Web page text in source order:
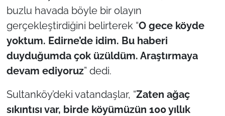
buzlu havada böyle bir olayın
gerçekleştirdiğini belirterek “O gece köyde
yoktum. Edirne’de idim. Bu haberi
duyduğumda çok üzüldüm. Araştırmaya
devam ediyoruz” dedi.
Sultanköy’deki vatandaşlar, “Zaten ağaç
sıkıntısı var, birde köyümüzün 100 yıllık
Politika
Flaş Haber
Dış Haberler
Magazin
İş Dünyası